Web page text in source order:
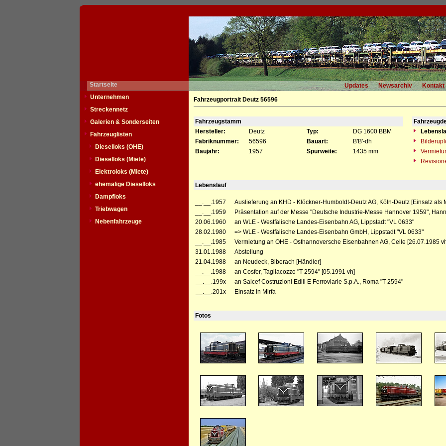
Startseite Updates Newsarchiv
Kontakt
Unternehmen
Streckennetz
Galerien & Sonderseiten
Fahrzeuglisten
Dieselloks (OHE)
Dieselloks (Miete)
Elektroloks (Miete)
ehemalige Dieselloks
Dampfloks
Triebwagen
Nebenfahrzeuge
Fahrzeugportrait Deutz 56596
Fahrzeugstamm
Hersteller:
Deutz Typ: DG 1600 BBM
Fabriknummer:
56596 Bauart: B'B'-dh
Baujahr:
1957 Spurweite: 1435 mm
Lebenslauf
__.__.1957
Auslieferung an KHD - Klöckner-Humboldt-Deutz AG, Köln-Deutz [Einsatz als
__.__.1959
Präsentation auf der Messe "Deutsche Industrie-Messe Hannover 1959",
20.06.1960
an WLE - Westfälische Landes-Eisenbahn AG, Lippstadt "VL 0633"
28.02.1980
=> WLE - Westfälische Landes-Eisenbahn GmbH, Lippstadt "VL 0633"
__.__.1985
Vermietung an OHE - Osthannoversche Eisenbahnen AG, Celle [26.07.1985
31.01.1988
Abstellung
21.04.1988
an Neudeck, Biberach [Händler]
__.__.1988
an Cosfer, Tagliacozzo "T 2594" [05.1991 vh]
__.__.199x
an Salcef Costruzioni Edili E Ferroviarie S.p.A., Roma "T 2594"
__.__.201x
Einsatz in Mirfa
Fotos